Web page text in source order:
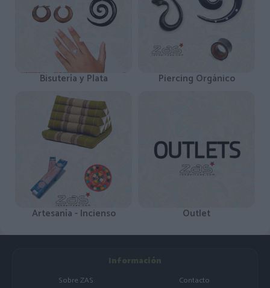
Bisutería y Plata Piercing Orgánico
Artesanía - Incienso Outlet
Información
Sobre ZAS
Contacto